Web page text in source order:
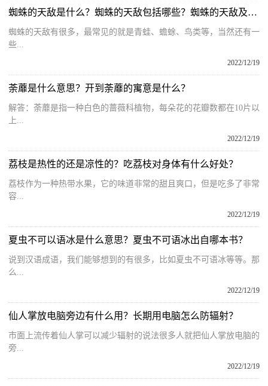
蜘蛛的天敌是什么？蜘蛛的天敌包括哪些？蜘蛛的天敌及克星
蜘蛛的天敌有很多，最常见的就是青蛙、蟾蜍、鸟类等，当然还有一
些...
2022/12/19
荼蘼是什么意思？开到荼蘼的寓意是什么？
解答：荼蘼是指一种白色的蔷薇科植物，每朵花的花瓣数都在10片以
上...
2022/12/19
荔枝是热性的还是凉性的？吃荔枝对身体有什么好处？
荔枝作为一种热带水果，它的味道非常的甜且爽口，但是吃多了非常
容...
2022/12/19
夏虫不可以语冰是什么意思？夏虫不可语冰出自哪本书？
说到汉语成语，我们能够想到的有很多，比如夏虫不可语冰等等。那
么...
2022/12/19
仙人掌放电脑旁边有什么用？长期用电脑怎么防辐射？
市面上流传着仙人掌可以减少辐射的说法很多人就把仙人掌放电脑的
旁...
2022/12/19